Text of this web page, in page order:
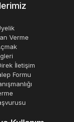
Verme
İletişim
Formu